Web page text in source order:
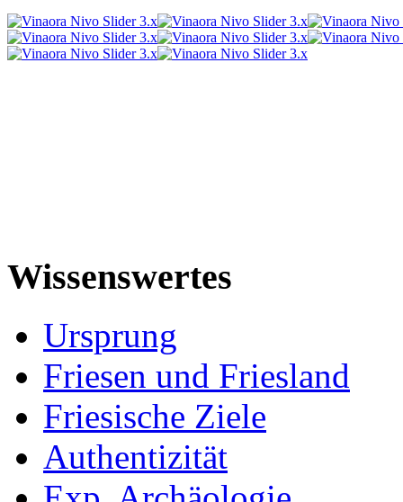
Wissenswertes
Ursprung
Friesen und Friesland
Friesische Ziele
Authentizität